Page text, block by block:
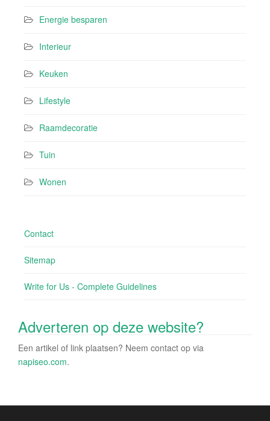
Energie besparen
Interieur
Keuken
Lifestyle
Raamdecoratie
Tuin
Wonen
Contact
Sitemap
Write for Us - Complete Guidelines
Adverteren op deze website?
Een artikel of link plaatsen? Neem contact op via
napiseo.com.